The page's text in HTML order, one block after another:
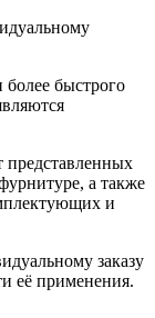
быстрого
представленных
а также
и
заказу
её применения.